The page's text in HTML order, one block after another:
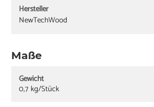
Hersteller
NewTechWood
Maße
Gewicht
0,7 kg/Stück